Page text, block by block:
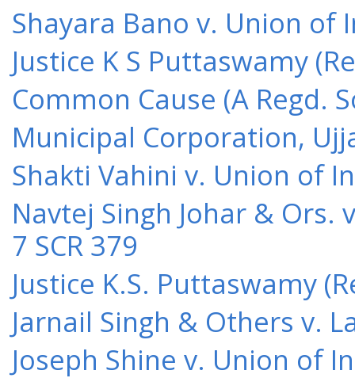
Shayara Bano v. Union of
Justice K S Puttaswamy
Common Cause (A Regd.
Municipal Corporation,
Shakti Vahini v. Union of
Navtej Singh Johar &
7 SCR 379
Justice K.S. Puttaswamy
Jarnail Singh & Others v.
Joseph Shine v. Union of